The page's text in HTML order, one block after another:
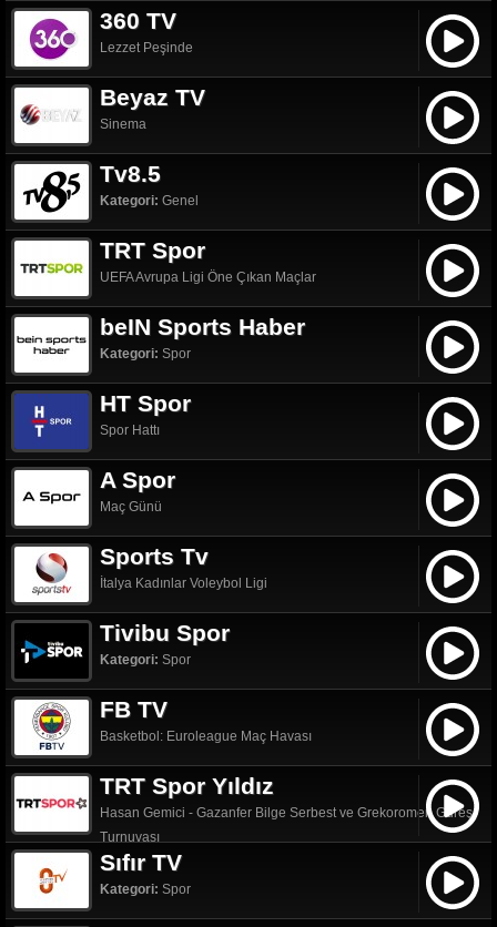
360 TV
Lezzet Peşinde
Beyaz TV
Sinema
Tv8.5
Kategori: Genel
TRT Spor
UEFA Avrupa Ligi Öne Çıkan Maçlar
beIN Sports Haber
Kategori: Spor
HT Spor
Spor Hattı
A Spor
Maç Günü
Sports Tv
İtalya Kadınlar Voleybol Ligi
Tivibu Spor
Kategori: Spor
FB TV
Basketbol: Euroleague Maç Havası
TRT Spor Yıldız
Hasan Gemici - Gazanfer Bilge Serbest ve Grekoromen Güreş
Turnuvası
Sıfır TV
Kategori: Spor